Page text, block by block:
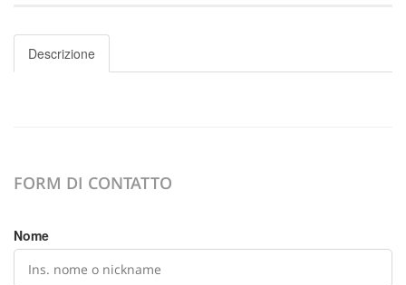
Descrizione
FORM DI CONTATTO
Nome